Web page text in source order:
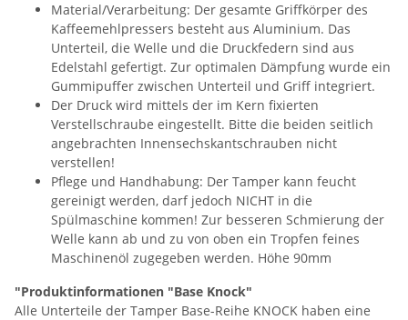
Material/Verarbeitung: Der gesamte Griffkörper des
Kaffeemehlpressers besteht aus Aluminium. Das
Unterteil, die Welle und die Druckfedern sind aus
Edelstahl gefertigt. Zur optimalen Dämpfung wurde ein
Gummipuffer zwischen Unterteil und Griff integriert.
Der Druck wird mittels der im Kern fixierten
Verstellschraube eingestellt. Bitte die beiden seitlich
angebrachten Innensechskantschrauben nicht
verstellen!
Pflege und Handhabung: Der Tamper kann feucht
gereinigt werden, darf jedoch NICHT in die
Spülmaschine kommen! Zur besseren Schmierung der
Welle kann ab und zu von oben ein Tropfen feines
Maschinenöl zugegeben werden. Höhe 90mm
"Produktinformationen "Base Knock"
Alle Unterteile der Tamper Base-Reihe KNOCK haben eine